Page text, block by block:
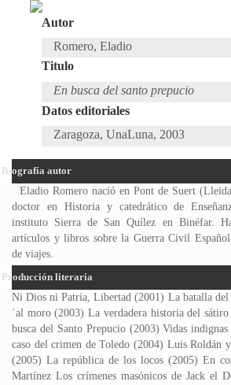
Autor
Romero, Eladio
Titulo
En busca del santo prepucio
Datos editoriales
Zaragoza, UnaLuna, 2003
Biografía autor
Eladio Romero nació en Pont de Suert
doctor en Historia y catedrático de
instituto Sierra de San Quílez en Binéfar.
artículos y libros sobre la Guerra Civil
de viajes.
Producción literaria
Ni Dios ni Patria, Libertad (2001) La batalla del
´al moro (2003) La verdadera historia del
busca del Santo Prepucio (2003) Vidas
caso del crimen de Toledo (2004) Luis Roldán
(2005) La república de los locos (2005) En
Martínez Los crímenes masónicos de Jack el